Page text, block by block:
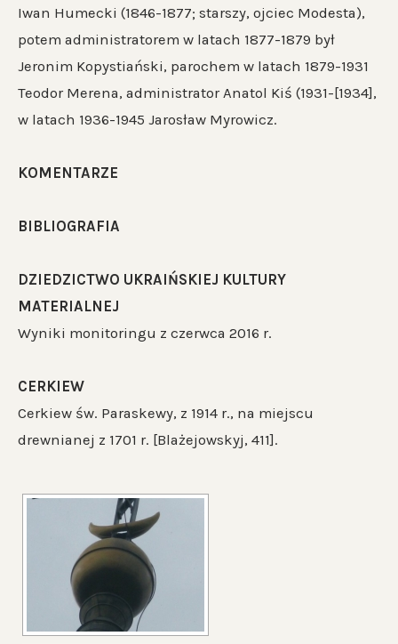
Iwan Humecki (1846-1877; starszy, ojciec Modesta),
potem administratorem w latach 1877-1879 był
Jeronim Kopystiański, parochem w latach 1879-1931
Teodor Merena, administrator Anatol Kiś (1931-[1934],
w latach 1936-1945 Jarosław Myrowicz.
KOMENTARZE
BIBLIOGRAFIA
DZIEDZICTWO UKRAIŃSKIEJ KULTURY
MATERIALNEJ
Wyniki monitoringu z czerwca 2016 r.
CERKIEW
Cerkiew św. Paraskewy, z 1914 r., na miejscu
drewnianej z 1701 r. [Blażejowskyj, 411].